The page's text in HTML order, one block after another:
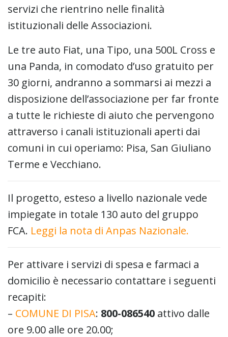
servizi che rientrino nelle finalità
istituzionali delle Associazioni.
Le tre auto Fiat, una Tipo, una 500L Cross e
una Panda, in comodato d’uso gratuito per
30 giorni, andranno a sommarsi ai mezzi a
disposizione dell’associazione per far fronte
a tutte le richieste di aiuto che pervengono
attraverso i canali istituzionali aperti dai
comuni in cui operiamo: Pisa, San Giuliano
Terme e Vecchiano.
Il progetto, esteso a livello nazionale vede
impiegate in totale 130 auto del gruppo
FCA. Leggi la nota di Anpas Nazionale.
Per attivare i servizi di spesa e farmaci a
domicilio è necessario contattare i seguenti
recapiti:
– COMUNE DI PISA: 800-086540 attivo dalle
ore 9.00 alle ore 20.00;